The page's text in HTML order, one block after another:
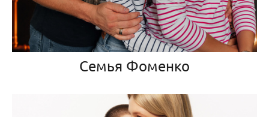
Семья Фоменко